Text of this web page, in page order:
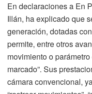
En declaraciones a En
Illán, ha explicado que
generación, dotadas
permite, entre otros
movimiento o
marcado”. Sus
cámara convencional,